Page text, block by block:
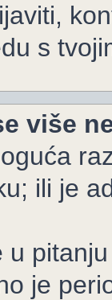
s
više
ili je
u
je